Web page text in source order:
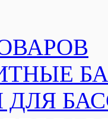
ДЛЯ